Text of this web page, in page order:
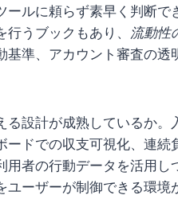
ルに頼らず素早く判断で
うブックもあり、 流動性
基準、アカウント審査の
る設計が成熟しているか
ードでの収支可視化、連続
用者の行動データを活用し
ユーザーが制御できる環境